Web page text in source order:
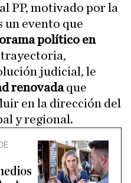
PP, motivado por la
un evento que
político en
trayectoria,
judicial, le
renovadaque
en la dirección del
y regional.